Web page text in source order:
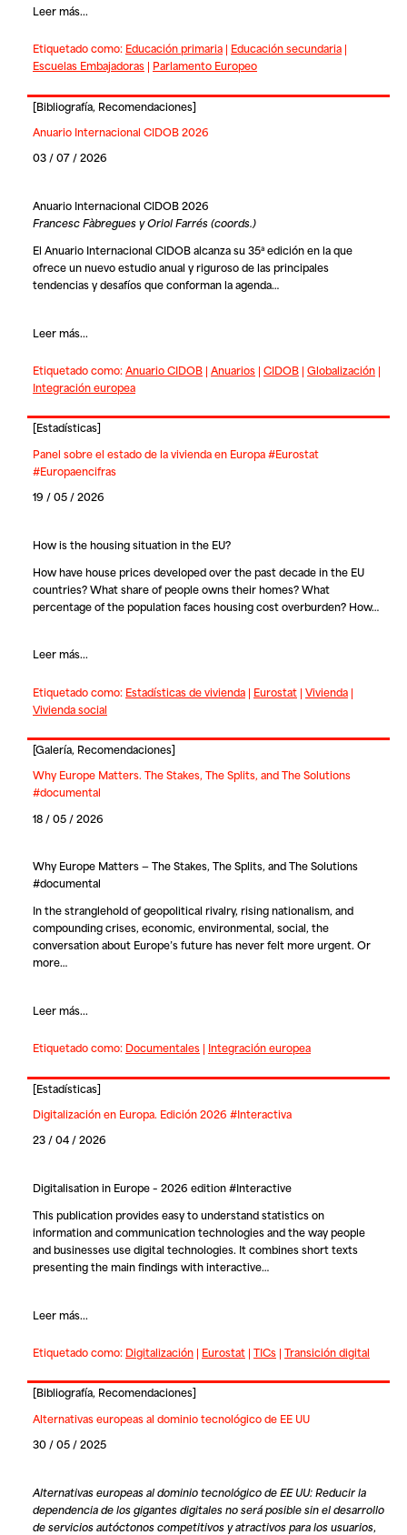
Leer más...
Etiquetado como: Educación primaria| Educación secundaria|
Escuelas Embajadoras| Parlamento Europeo
[Bibliografía, Recomendaciones]
Anuario Internacional CIDOB 2026
03 / 07 / 2026
Anuario Internacional CIDOB 2026
Francesc Fàbregues y Oriol Farrés (coords.)
El Anuario Internacional CIDOB alcanza su 35ª edición en la que
ofrece un nuevo estudio anual y riguroso de las principales
tendencias y desafíos que conforman la agenda…
Leer más...
Etiquetado como:Anuario CIDOB| Anuarios| CIDOB| Globalización|
Integración europea
[Estadísticas]
Panel sobre el estado de la vivienda en Europa #Eurostat
#Europaencifras
19 / 05 / 2026
How is the housing situation in the EU?
How have house prices developed over the past decade in the EU
countries? What share of people owns their homes? What
percentage of the population faces housing cost overburden? How…
Leer más...
Etiquetado como: Estadísticas de vivienda| Eurostat| Vivienda|
Vivienda social
[Galería, Recomendaciones]
Why Europe Matters. The Stakes, The Splits, and The Solutions
#documental
18 / 05 / 2026
Why Europe Matters — The Stakes, The Splits, and The Solutions
#documental
In the stranglehold of geopolitical rivalry, rising nationalism, and
compounding crises, economic, environmental, social, the
conversation about Europe’s future has never felt more urgent. Or
more…
Leer más...
Etiquetado como: Documentales| Integración europea
[Estadísticas]
Digitalización en Europa. Edición 2026 #Interactiva
23 / 04 / 2026
Digitalisation in Europe – 2026 edition #Interactive
This publication provides easy to understand statistics on
information and communication technologies and the way people
and businesses use digital technologies. It combines short texts
presenting the main findings with interactive…
Leer más...
Etiquetado como: Digitalización| Eurostat| TICs| Transición digital
[Bibliografía, Recomendaciones]
Alternativas europeas al dominio tecnológico de EE UU
30 / 05 / 2025
Alternativas europeas al dominio tecnológico de EE UU: Reducir la
dependencia de los gigantes digitales no será posible sin el desarrollo
de servicios autóctonos competitivos y atractivos para los usuarios,